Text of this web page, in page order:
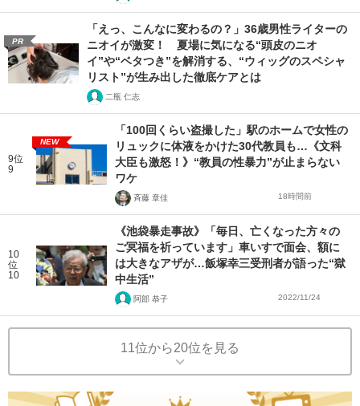
PR
「えっ、こんなに変わるの？」36歳男性ライターの
ニオイが激変！ 夏場に気になる“頭皮のニオ
イ”や“ベタつき”を解消する、“ウィッグのスペシャ
リスト”が生み出した徹底ケアとは
二瓶 仁志
9位
9
NEW
「100回くらい盗撮した」駅のホームで女性の
リュックに体液をかけた30代教員も…《文科
大臣も激怒！》“教員の性暴力”が止まらない
ワケ
斉藤 章佳 18時間前
10
位
10
《池袋暴走事故》「毎日、亡くなった方々の
ご冥福を祈っています」車いすで面会、額に
は大きなアザが…飯塚幸三受刑者が語った“獄
中生活”
阿部 恭子 2022/11/24
11位から20位を見る